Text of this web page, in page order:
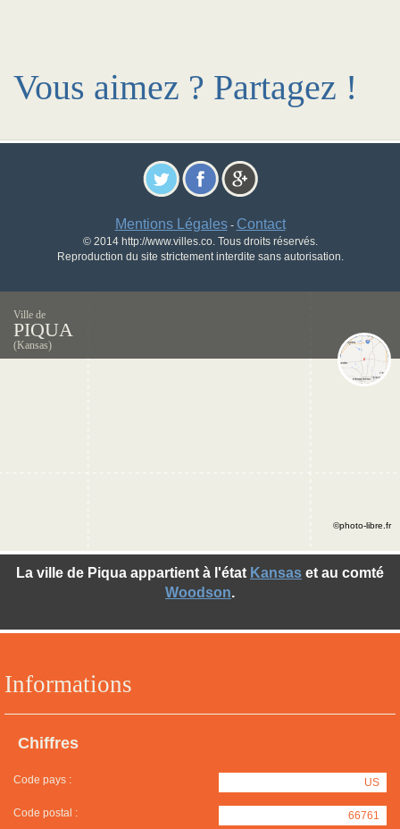
Vous aimez ? Partagez !
Mentions Légales- Contact
© 2014 http://www.villes.co. Tous droits réservés.
Reproduction du site strictement interdite sans autorisation.
Ville de
PIQUA
(Kansas)
Informations
Chiffres
Code pays : US
Code postal : 66761
La ville de Piqua appartient à l'état Kansas et au comté
Woodson.
©photo-libre.fr